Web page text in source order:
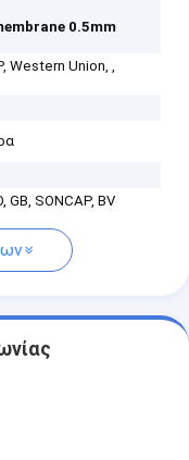
0.5mm
Western Union, ,
GB, SONCAP, BV